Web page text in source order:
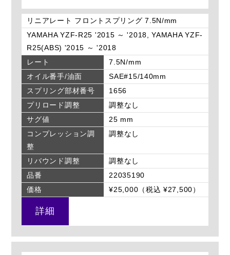
リニアレート フロントスプリング 7.5N/mm
YAMAHA YZF-R25 '2015 ～ '2018, YAMAHA YZF-
R25(ABS) '2015 ～ '2018
レート
7.5N/mm
オイル番手/油面
SAE#15/140mm
スプリング部材番号
1656
プリロード調整
調整なし
サグ値
25 mm
コンプレッション調
整
調整なし
リバウンド調整
調整なし
品番
22035190
価格
¥25,000（税込 ¥27,500）
詳細